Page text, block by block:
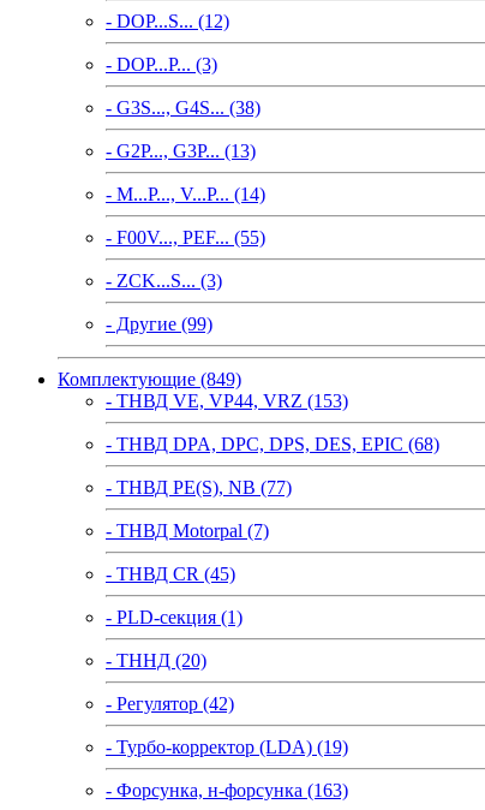
- DOP...S... (12)
- DOP...P... (3)
- G3S..., G4S... (38)
- G2P..., G3P... (13)
- M...P..., V...P... (14)
- F00V..., PEF... (55)
- ZCK...S... (3)
- Другие (99)
Комплектующие (849)
- ТНВД VE, VP44, VRZ (153)
- ТНВД DPA, DPC, DPS, DES, EPIC (68)
- ТНВД PE(S), NB (77)
- ТНВД Motorpal (7)
- ТНВД CR (45)
- PLD-секция (1)
- ТННД (20)
- Регулятор (42)
- Турбо-корректор (LDA) (19)
- Форсунка, н-форсунка (163)